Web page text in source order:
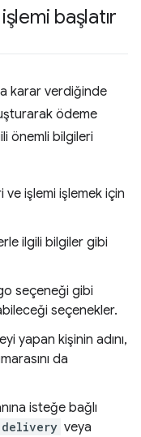
başlatır
karar verdiğinde
ödeme
önemli bilgileri
işlemi işlemek için
ilgili bilgiler gibi
seçeneği gibi
seçenekler.
yapan kişinin adını,
da
isteğe bağlı
delivery veya